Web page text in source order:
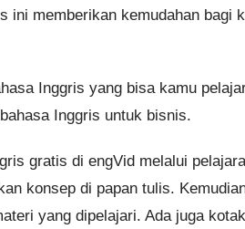
ini memberikan kemudahan bagi
Inggris yang bisa kamu
Inggris untuk bisnis.
gratis di engVid melalui
konsep di papan tulis.
yang dipelajari. Ada juga